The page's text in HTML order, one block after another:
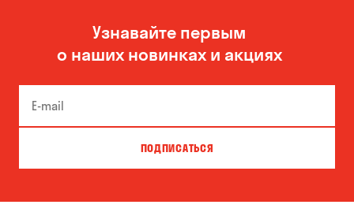
Узнавайте первым
о наших новинках и акциях
ПОДПИСАТЬСЯ